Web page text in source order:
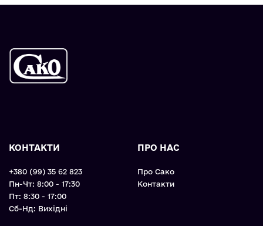
КОНТАКТИ
+380 (99) 35 62 823
Пн-Чт: 8:00 - 17:30
Пт: 8:30 - 17:00
Cб-Нд: Вихідні
ПРО НАС
Про Сако
Контакти